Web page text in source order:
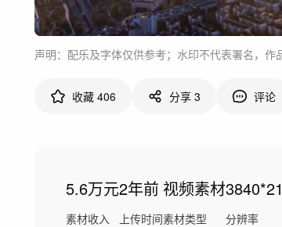
声明：配乐及字体仅供参考；水印不代表署名，作
收藏 406 分享 3 评论
5.6万元
素材收入
2年前
上传时间
视频素材
素材类型 分辨率